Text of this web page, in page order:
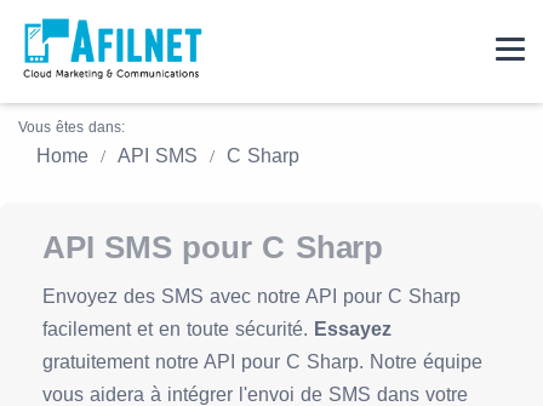
Vous êtes dans:
Home API SMS C Sharp
API SMS pour C Sharp
Envoyez des SMS avec notre API pour C Sharp
facilement et en toute sécurité. Essayez
gratuitement notre API pour C Sharp. Notre équipe
vous aidera à intégrer l'envoi de SMS dans votre